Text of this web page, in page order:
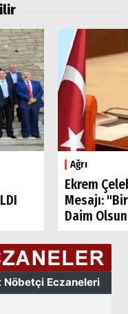
Ağrı
Ekrem
Mesajı:
Daim